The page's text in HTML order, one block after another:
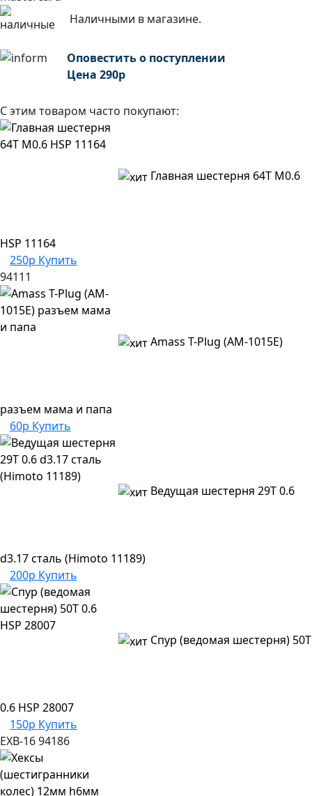
Наличными в магазине.
Оповестить о поступлении
Цена 290р
С этим товаром часто покупают:
Главная шестерня 64T M0.6
HSP 11164
250р Купить
94111
Amass T-Plug (AM-1015E)
разъем мама и папа
60р Купить
Ведущая шестерня 29T 0.6
d3.17 сталь (Himoto 11189)
200р Купить
Спур (ведомая шестерня) 50T
0.6 HSP 28007
150р Купить
EXB-1694186